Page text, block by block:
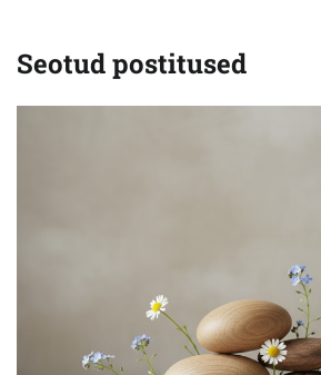
Seotud postitused